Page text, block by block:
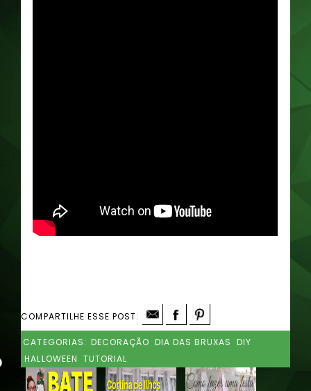
COMPARTILHE ESSE POST:
CATEGORIAS: DECORAÇÃO DIA DAS BRUXAS DIY
HALLOWEEN TUTORIAL